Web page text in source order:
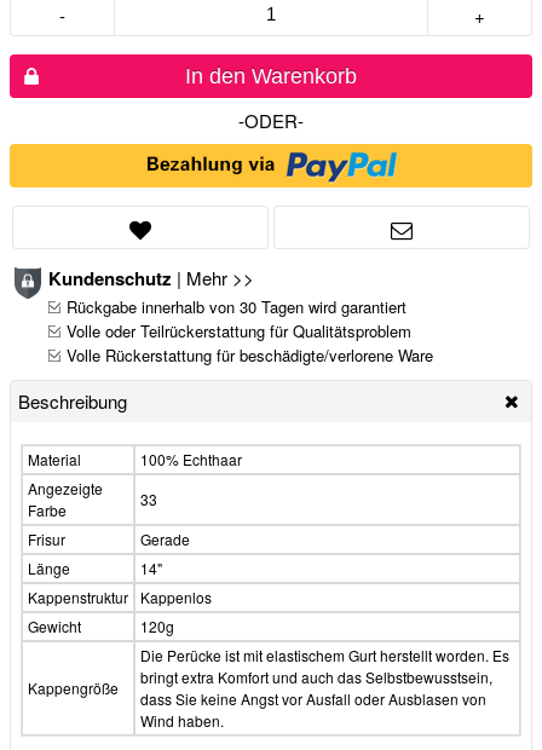
- +
In den Warenkorb
-ODER-
Kundenschutz | Mehr >>
Rückgabe innerhalb von 30 Tagen wird garantiert
Volle oder Teilrückerstattung für Qualitätsproblem
Volle Rückerstattung für beschädigte/verlorene Ware
Beschreibung
Material
100% Echthaar
Angezeigte
Farbe
33
Frisur
Gerade
Länge
14"
Kappenstruktur
Kappenlos
Gewicht
120g
Kappengröße
Die Perücke ist mit elastischem Gurt herstellt worden. Es
bringt extra Komfort und auch das Selbstbewusstsein,
dass Sie keine Angst vor Ausfall oder Ausblasen von
Wind haben.